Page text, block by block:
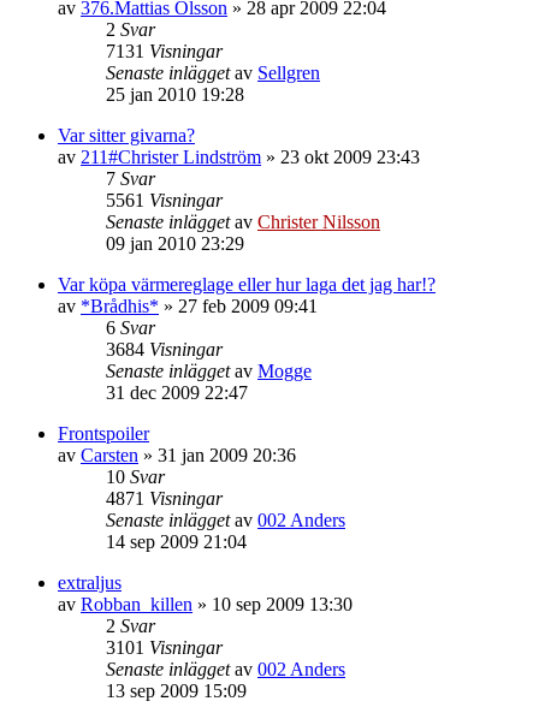
av 376.Mattias Olsson » 28 apr 2009 22:04
2 Svar
7131 Visningar
Senaste inläggetav Sellgren
25 jan 2010 19:28
Var sitter givarna?
av 211#Christer Lindström » 23 okt 2009 23:43
7 Svar
5561 Visningar
Senaste inläggetav Christer Nilsson
09 jan 2010 23:29
Var köpa värmereglage eller hur laga det jag har!?
av *Brådhis* » 27 feb 2009 09:41
6 Svar
3684 Visningar
Senaste inläggetav Mogge
31 dec 2009 22:47
Frontspoiler
av Carsten » 31 jan 2009 20:36
10 Svar
4871 Visningar
Senaste inläggetav 002 Anders
14 sep 2009 21:04
extraljus
av Robban_killen » 10 sep 2009 13:30
2 Svar
3101 Visningar
Senaste inläggetav 002 Anders
13 sep 2009 15:09